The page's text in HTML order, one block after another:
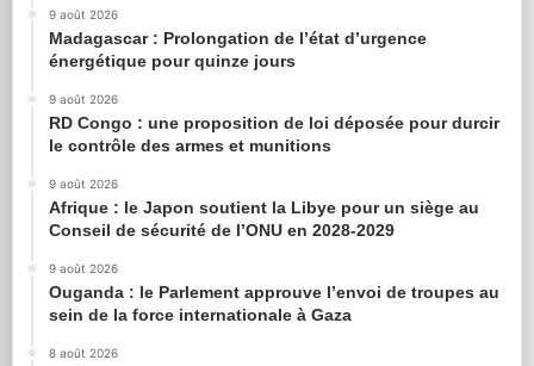
9 août 2026
Madagascar : Prolongation de l’état d’urgence
énergétique pour quinze jours
9 août 2026
RD Congo : une proposition de loi déposée pour durcir
le contrôle des armes et munitions
9 août 2026
Afrique : le Japon soutient la Libye pour un siège au
Conseil de sécurité de l’ONU en 2028-2029
9 août 2026
Ouganda : le Parlement approuve l’envoi de troupes au
sein de la force internationale à Gaza
8 août 2026